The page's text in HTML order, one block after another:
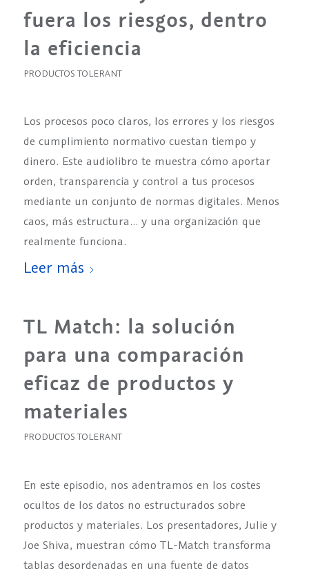
fuera los riesgos, dentro
la eficiencia
PRODUCTOS TOLERANT
Los procesos poco claros, los errores y los riesgos
de cumplimiento normativo cuestan tiempo y
dinero. Este audiolibro te muestra cómo aportar
orden, transparencia y control a tus procesos
mediante un conjunto de normas digitales. Menos
caos, más estructura… y una organización que
realmente funciona.
Leer más
TL Match: la solución
para una comparación
eficaz de productos y
materiales
PRODUCTOS TOLERANT
En este episodio, nos adentramos en los costes
ocultos de los datos no estructurados sobre
productos y materiales. Los presentadores, Julie y
Joe Shiva, muestran cómo TL-Match transforma
tablas desordenadas en una fuente de datos